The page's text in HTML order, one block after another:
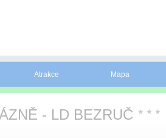
Atrakce Mapa
- LD BEZRUČ ★ ★ ★